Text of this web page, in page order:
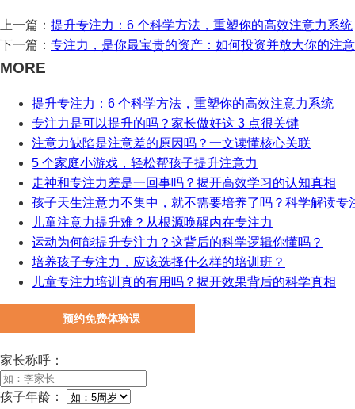
上一篇： 提升专注力：6 个科学方法，重塑你的高效注意力系统
下一篇： 专注力，是你最宝贵的资产：如何投资并放大你的注
MORE
提升专注力：6 个科学方法，重塑你的高效注意力系统
专注力是可以提升的吗？家长做好这 3 点很关键
注意力缺陷是注意差的原因吗？一文读懂核心关联
5 个家庭小游戏，轻松帮孩子提升注意力
走神和专注力差是一回事吗？揭开高效学习的认知真相
孩子天生注意力不集中，就不需要培养了吗？科学解读专
儿童注意力提升难？从根源唤醒内在专注力
运动为何能提升专注力？这背后的科学逻辑你懂吗？
培养孩子专注力，应该选择什么样的培训班？
儿童专注力培训真的有用吗？揭开效果背后的科学真相
预约免费体验课
家长称呼：
孩子年龄：